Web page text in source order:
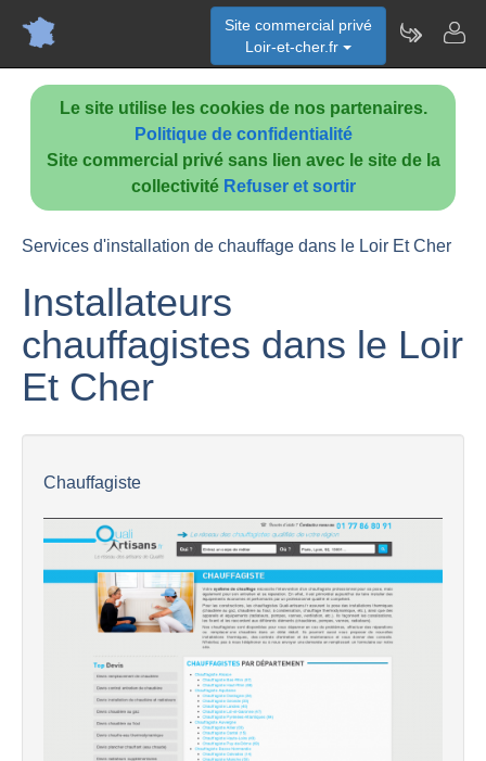
Le site utilise les cookies de nos partenaires.
Politique de confidentialité
Site commercial privé sans lien avec le site de la
collectivité Refuser et sortir
Site commercial privé
Loir-et-cher.fr
Services d'installation de chauffage dans le Loir Et Cher
Installateurs
chauffagistes dans le Loir
Et Cher
Chauffagiste